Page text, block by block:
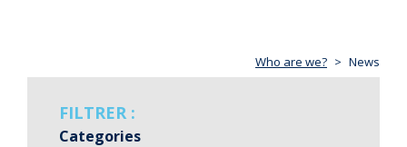
Who are we? News
FILTRER :
Categories